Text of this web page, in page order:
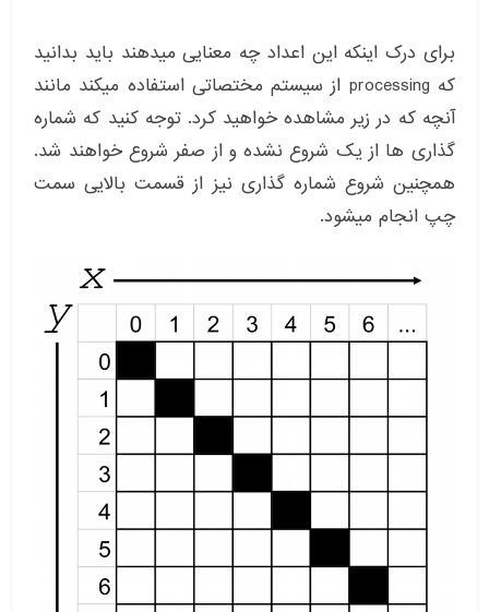
برای درک اینکه این اعداد چه معنایی میدهند باید بدانید
که processing از سیستم مختصاتی استفاده میکند مانند
آنچه که در زیر مشاهده خواهید کرد. توجه کنید که شماره
گذاری ها از یک شروع نشده و از صفر شروع خواهند شد.
همچنین شروع شماره گذاری نیز از قسمت بالایی سمت
چپ انجام میشود.